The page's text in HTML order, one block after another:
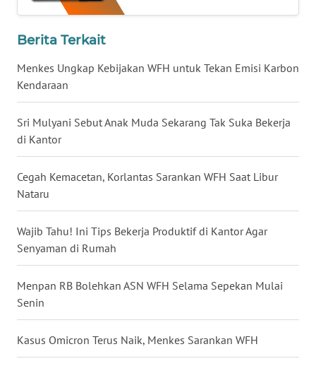
Berita Terkait
Menkes Ungkap Kebijakan WFH untuk Tekan Emisi Karbon
Kendaraan
Sri Mulyani Sebut Anak Muda Sekarang Tak Suka Bekerja
di Kantor
Cegah Kemacetan, Korlantas Sarankan WFH Saat Libur
Nataru
Wajib Tahu! Ini Tips Bekerja Produktif di Kantor Agar
Senyaman di Rumah
Menpan RB Bolehkan ASN WFH Selama Sepekan Mulai
Senin
Kasus Omicron Terus Naik, Menkes Sarankan WFH
WN
TENGAH
WN DELI
WN
WN
WN
KARAWANG
WN
BEKASI
WN